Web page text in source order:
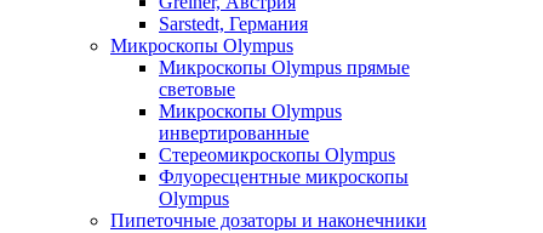
Sarstedt, Германия
Микроскопы Olympus
Микроскопы Olympus прямые
световые
Микроскопы Olympus
инвертированные
Стереомикроскопы Olympus
Флуоресцентные микроскопы
Olympus
Пипеточные дозаторы и наконечники